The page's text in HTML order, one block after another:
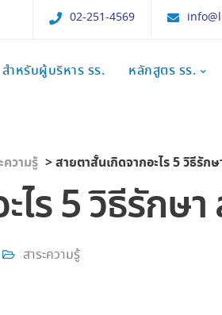
02-251-4569
สำหรับผู้บริหาร รร. หลักสูตร รร.
ความรู้ >สายตาสั้นเกิดจากอะไร 5 วิธีรัก
ไร 5 วิธีรักษ
สาระความรู้